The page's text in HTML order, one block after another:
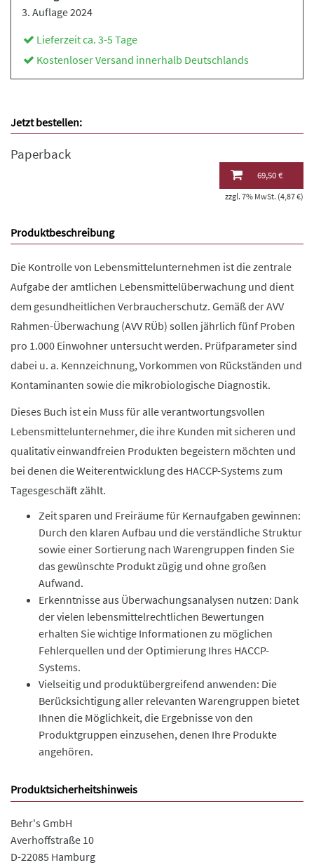
3. Auflage 2024
Lieferzeit ca. 3-5 Tage
Kostenloser Versand innerhalb Deutschlands
Jetzt bestellen:
Paperback
69,50 €
zzgl. 7% MwSt. (4,87 €)
Produktbeschreibung
Die Kontrolle von Lebensmittelunternehmen ist die zentrale
Aufgabe der amtlichen Lebensmittelüberwachung und dient
dem gesundheitlichen Verbraucherschutz. Gemäß der AVV
Rahmen-Überwachung (AVV RÜb) sollen jährlich fünf Proben
pro 1.000 Einwohner untersucht werden. Prüfparameter sind
dabei u. a. Kennzeichnung, Vorkommen von Rückständen und
Kontaminanten sowie die mikrobiologische Diagnostik.
Dieses Buch ist ein Muss für alle verantwortungsvollen
Lebensmittelunternehmer, die ihre Kunden mit sicheren und
qualitativ einwandfreien Produkten begeistern möchten und
bei denen die Weiterentwicklung des HACCP-Systems zum
Tagesgeschäft zählt.
Zeit sparen und Freiräume für Kernaufgaben gewinnen:
Durch den klaren Aufbau und die verständliche Struktur
sowie einer Sortierung nach Warengruppen finden Sie
das gewünschte Produkt zügig und ohne großen
Aufwand.
Erkenntnisse aus Überwachungsanalysen nutzen: Dank
der vielen lebensmittelrechtlichen Bewertungen
erhalten Sie wichtige Informationen zu möglichen
Fehlerquellen und der Optimierung Ihres HACCP-
Systems.
Vielseitig und produktübergreifend anwenden: Die
Berücksichtigung aller relevanten Warengruppen bietet
Ihnen die Möglichkeit, die Ergebnisse von den
Produktgruppen einzusehen, denen Ihre Produkte
angehören.
Produktsicherheitshinweis
Behr's GmbH
Averhoffstraße 10
D-22085 Hamburg